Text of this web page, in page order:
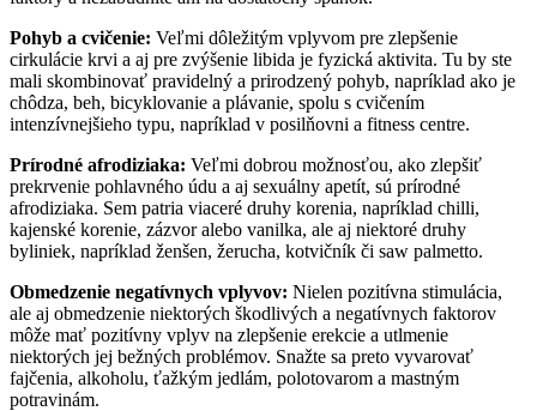
Pohyb a cvičenie: Veľmi dôležitým vplyvom pre zlepšenie
cirkulácie krvi a aj pre zvýšenie libida je fyzická aktivita. Tu by ste
mali skombinovať pravidelný a prirodzený pohyb, napríklad ako je
chôdza, beh, bicyklovanie a plávanie, spolu s cvičením
intenzívnejšieho typu, napríklad v posilňovni a fitness centre.
Prírodné afrodiziaka: Veľmi dobrou možnosťou, ako zlepšiť
prekrvenie pohlavného údu a aj sexuálny apetít, sú prírodné
afrodiziaka. Sem patria viaceré druhy korenia, napríklad chilli,
kajenské korenie, zázvor alebo vanilka, ale aj niektoré druhy
byliniek, napríklad ženšen, žerucha, kotvičník či saw palmetto.
Obmedzenie negatívnych vplyvov: Nielen pozitívna stimulácia,
ale aj obmedzenie niektorých škodlivých a negatívnych faktorov
môže mať pozitívny vplyv na zlepšenie erekcie a utlmenie
niektorých jej bežných problémov. Snažte sa preto vyvarovať
fajčenia, alkoholu, ťažkým jedlám, polotovarom a mastným
potravinám.